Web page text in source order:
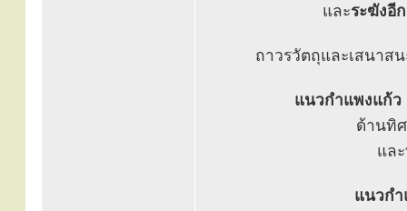
และระฆังอี
ถาวรวัตถุและเสนาส
แนวกำแพงแก้ว
ด้านทิ
แล
แนวก